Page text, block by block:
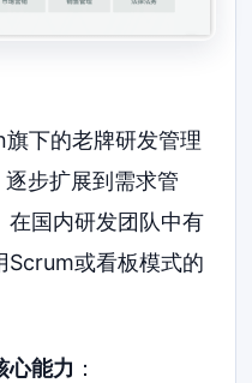
下的老牌研发管理
步扩展到需求管
在国内研发团队中有
Scrum或看板模式的
心能力 ：